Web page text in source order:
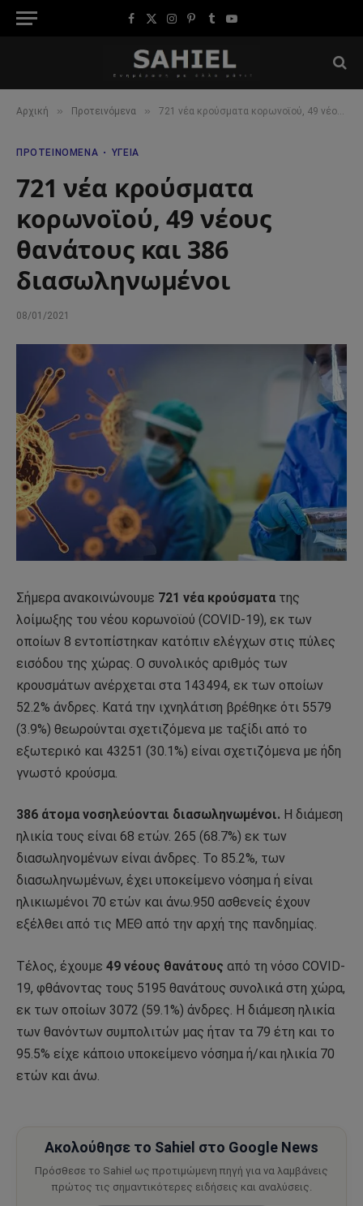
Facebook
X
Instagram
Pinterest
TumblrYouTube
Αρχική » Προτεινόμενα » 721 νέα κρούσματα κορωνοϊού, 49 νέους θανάτους και 386 διασωληνωμένοι
ΠΡΟΤΕΙΝΌΜΕΝΑ ΥΓΕΊΑ
721 νέα κρούσματα
κορωνοϊού, 49 νέους
θανάτους και 386
διασωληνωμένοι
08/01/2021
Σήμερα ανακοινώνουμε 721 νέα κρούσματα της
λοίμωξης του νέου κορωνοϊού (COVID-19), εκ των
οποίων 8 εντοπίστηκαν κατόπιν ελέγχων στις πύλες
εισόδου της χώρας. Ο συνολικός αριθμός των
κρουσμάτων ανέρχεται στα 143494, εκ των οποίων
52.2% άνδρες. Κατά την ιχνηλάτιση βρέθηκε ότι 5579
(3.9%) θεωρούνται σχετιζόμενα με ταξίδι από το
εξωτερικό και 43251 (30.1%) είναι σχετιζόμενα με ήδη
γνωστό κρούσμα.
386 άτομα νοσηλεύονται διασωληνωμένοι. Η διάμεση
ηλικία τους είναι 68 ετών. 265 (68.7%) εκ των
διασωληνομένων είναι άνδρες. To 85.2%, των
διασωληνωμένων, έχει υποκείμενο νόσημα ή είναι
ηλικιωμένοι 70 ετών και άνω.950 ασθενείς έχουν
εξέλθει από τις ΜΕΘ από την αρχή της πανδημίας.
Τέλος, έχουμε 49 νέους θανάτους από τη νόσο COVID-
19, φθάνοντας τους 5195 θανάτους συνολικά στη χώρα,
εκ των οποίων 3072 (59.1%) άνδρες. Η διάμεση ηλικία
των θανόντων συμπολιτών μας ήταν τα 79 έτη και το
95.5% είχε κάποιο υποκείμενο νόσημα ή/και ηλικία 70
ετών και άνω.
Ακολούθησε το Sahiel στο Google News
Πρόσθεσε το Sahiel ως προτιμώμενη πηγή για να λαμβάνεις
πρώτος τις σημαντικότερες ειδήσεις και αναλύσεις.